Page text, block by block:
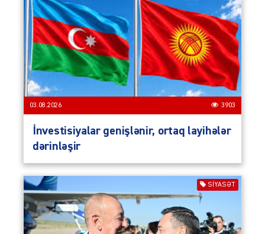
03.08.2026 3903
İnvestisiyalar genişlənir, ortaq layihələr
dərinləşir
SIYASƏT